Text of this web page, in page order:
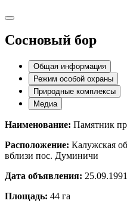
Сосновый бор
Общая информация
Режим особой охраны
Природные комплексы
Медиа
Наименование: Памятник
Расположение: Калужская
вблизи пос. Думиничи
Дата объявления: 25.09.1991
Площадь: 44 га